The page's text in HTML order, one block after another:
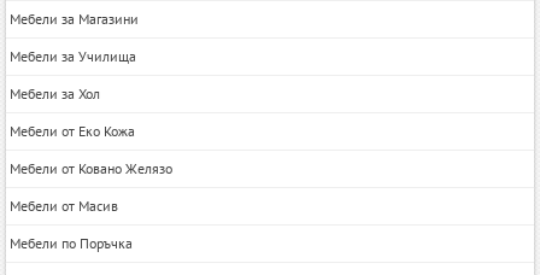
Мебели за Магазини
Мебели за Училища
Мебели за Хол
Мебели от Еко Кожа
Мебели от Ковано Желязо
Мебели от Масив
Мебели по Поръчка